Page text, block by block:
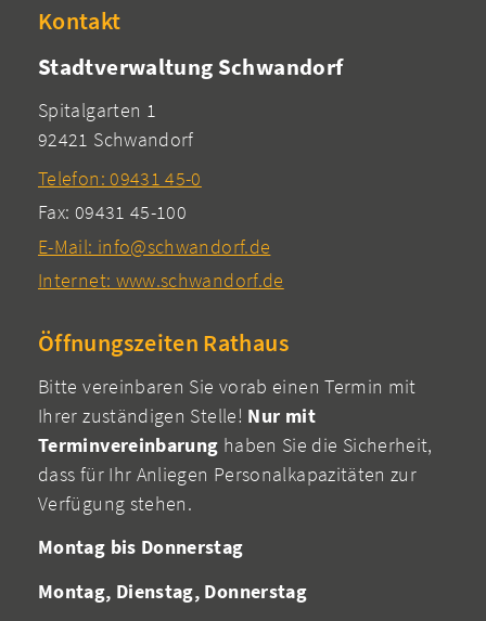
Kontakt
Stadtverwaltung Schwandorf
Spitalgarten 1
92421 Schwandorf
Telefon: 09431 45-0
Fax: 09431 45-100
E-Mail: info@schwandorf.de
Internet: www.schwandorf.de
Öffnungszeiten Rathaus
Bitte vereinbaren Sie vorab einen Termin mit
Ihrer zuständigen Stelle! Nur mit
Terminvereinbarung haben Sie die Sicherheit,
dass für Ihr Anliegen Personalkapazitäten zur
Verfügung stehen.
Montag bis Donnerstag
Montag, Dienstag, Donnerstag